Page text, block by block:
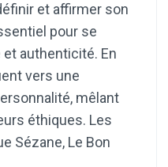
et affirmer son
pour se
authenticité. En
vers une
mêlant
éthiques. Les
Sézane, Le Bon